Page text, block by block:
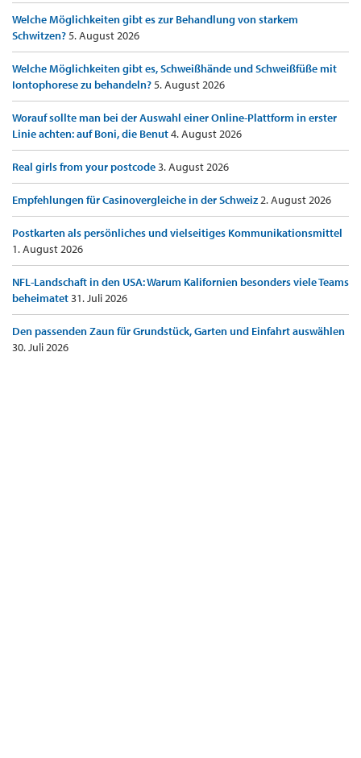
Welche Möglichkeiten gibt es zur Behandlung von starkem
Schwitzen?5. August 2026
Welche Möglichkeiten gibt es, Schweißhände und Schweißfüße mit
Iontophorese zu behandeln?5. August 2026
Worauf sollte man bei der Auswahl einer Online-Plattform in erster
Linie achten: auf Boni, die Benut4. August 2026
Real girls from your postcode3. August 2026
Empfehlungen für Casinovergleiche in der Schweiz2. August 2026
Postkarten als persönliches und vielseitiges Kommunikationsmittel
1. August 2026
NFL-Landschaft in den USA: Warum Kalifornien besonders viele Teams
beheimatet31. Juli 2026
Den passenden Zaun für Grundstück, Garten und Einfahrt auswählen
30. Juli 2026